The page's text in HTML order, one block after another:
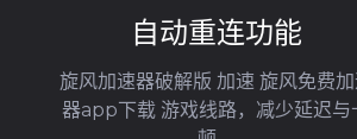
自动重连功能
旋风加速器破解版 加速 旋风免费
器app下载 游戏线路，减少延迟与